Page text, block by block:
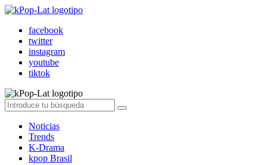
facebook
twitter
instagram
youtube
tiktok
Noticias
Trends
K-Drama
kpop Brasil